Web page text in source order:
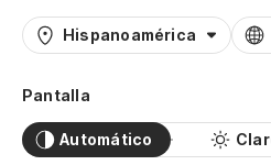
Hispanoamérica
Pantalla
Automático